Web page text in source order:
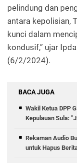
pelindung dan
antara kepolisian,
kunci dalam
kondusif,” ujar
(6/2/2024).
BACA JUGA
Wakil Ketua DPP
Kepulauan Sula:
Rekaman Audio
untuk Hapus